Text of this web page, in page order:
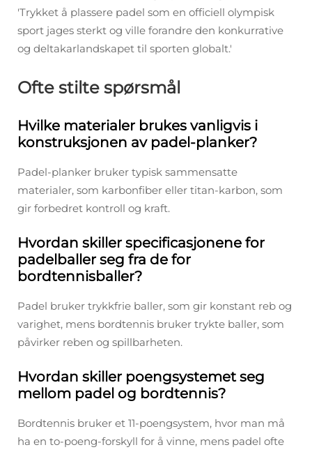
'Trykket å plassere padel som en officiell olympisk
sport jages sterkt og ville forandre den konkurrative
og deltakarlandskapet til sporten globalt.'
Ofte stilte spørsmål
Hvilke materialer brukes vanligvis i
konstruksjonen av padel-planker?
Padel-planker bruker typisk sammensatte
materialer, som karbonfiber eller titan-karbon, som
gir forbedret kontroll og kraft.
Hvordan skiller specificasjonene for
padelballer seg fra de for
bordtennisballer?
Padel bruker trykkfrie baller, som gir konstant reb og
varighet, mens bordtennis bruker trykte baller, som
påvirker reben og spillbarheten.
Hvordan skiller poengsystemet seg
mellom padel og bordtennis?
Bordtennis bruker et 11-poengsystem, hvor man må
ha en to-poeng-forskyll for å vinne, mens padel ofte